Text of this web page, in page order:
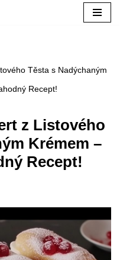
Těsta s Nadýchaným
Recept!
z Listového
Krémem –
Recept!